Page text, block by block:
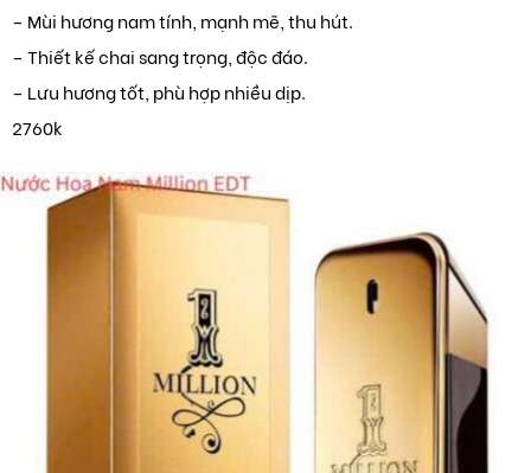
– Mùi hương nam tính, mạnh mẽ, thu hút.
– Thiết kế chai sang trọng, độc đáo.
– Lưu hương tốt, phù hợp nhiều dịp.
2760k